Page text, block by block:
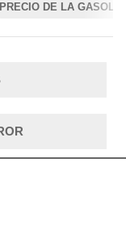
PRECIO DE LA